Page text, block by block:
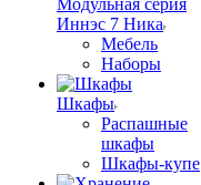
Модульная серия
Иннэс 7 Ника
Мебель
Наборы
Шкафы
Распашные
шкафы
Шкафы-купе